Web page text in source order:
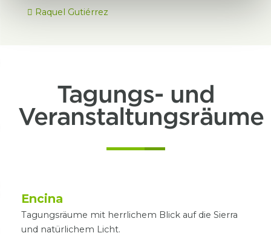
Raquel Gutiérrez
Tagungs- und
Veranstaltungsräume
Encina
Tagungsräume mit herrlichem Blick auf die Sierra
und natürlichem Licht.